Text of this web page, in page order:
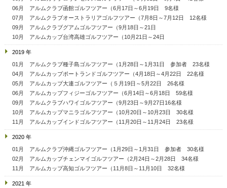
06月 アルムクラブ函館ゴルフツアー（6月17日～6月19日 9名様
07月 アルムクラブオーストラリアゴルフツアー（7月8日～7月12日 12名様
09月 アルムクラブグアムゴルフツアー（9月18日～21日
10月 アルムカップ台湾高雄ゴルフツアー（10月21日～24日
2019 年
01月 アルムクラブ種子島ゴルフツアー（1月28日～1月31日 参加者 23名様
04月 アルムカップポートランドゴルフツアー（4月18日～4月22日 22名様
05月 アルムカップ大連ゴルフツアー（５月19日～5月22日 26名様
06月 アルムカップフィジーゴルフツアー（6月14日～6月18日 59名様
09月 アルムクラブハワイゴルフツアー（9月23日～9月27日16名様
10月 アルムカップマニラゴルフツアー（10月20日～10月23日 30名様
11月 アルムカップインドゴルフツアー（11月20日～11月24日 23名様
2020 年
01月 アルムクラブ沖縄ゴルフツアー（1月29日～1月31日 参加者 30名様
02月 アルムカップチェンマイゴルフツアー（2月24日～2月28日 34名様
11月 アルムカップ高知ゴルフツアー（11月8日～11月10日 32名様
2021 年